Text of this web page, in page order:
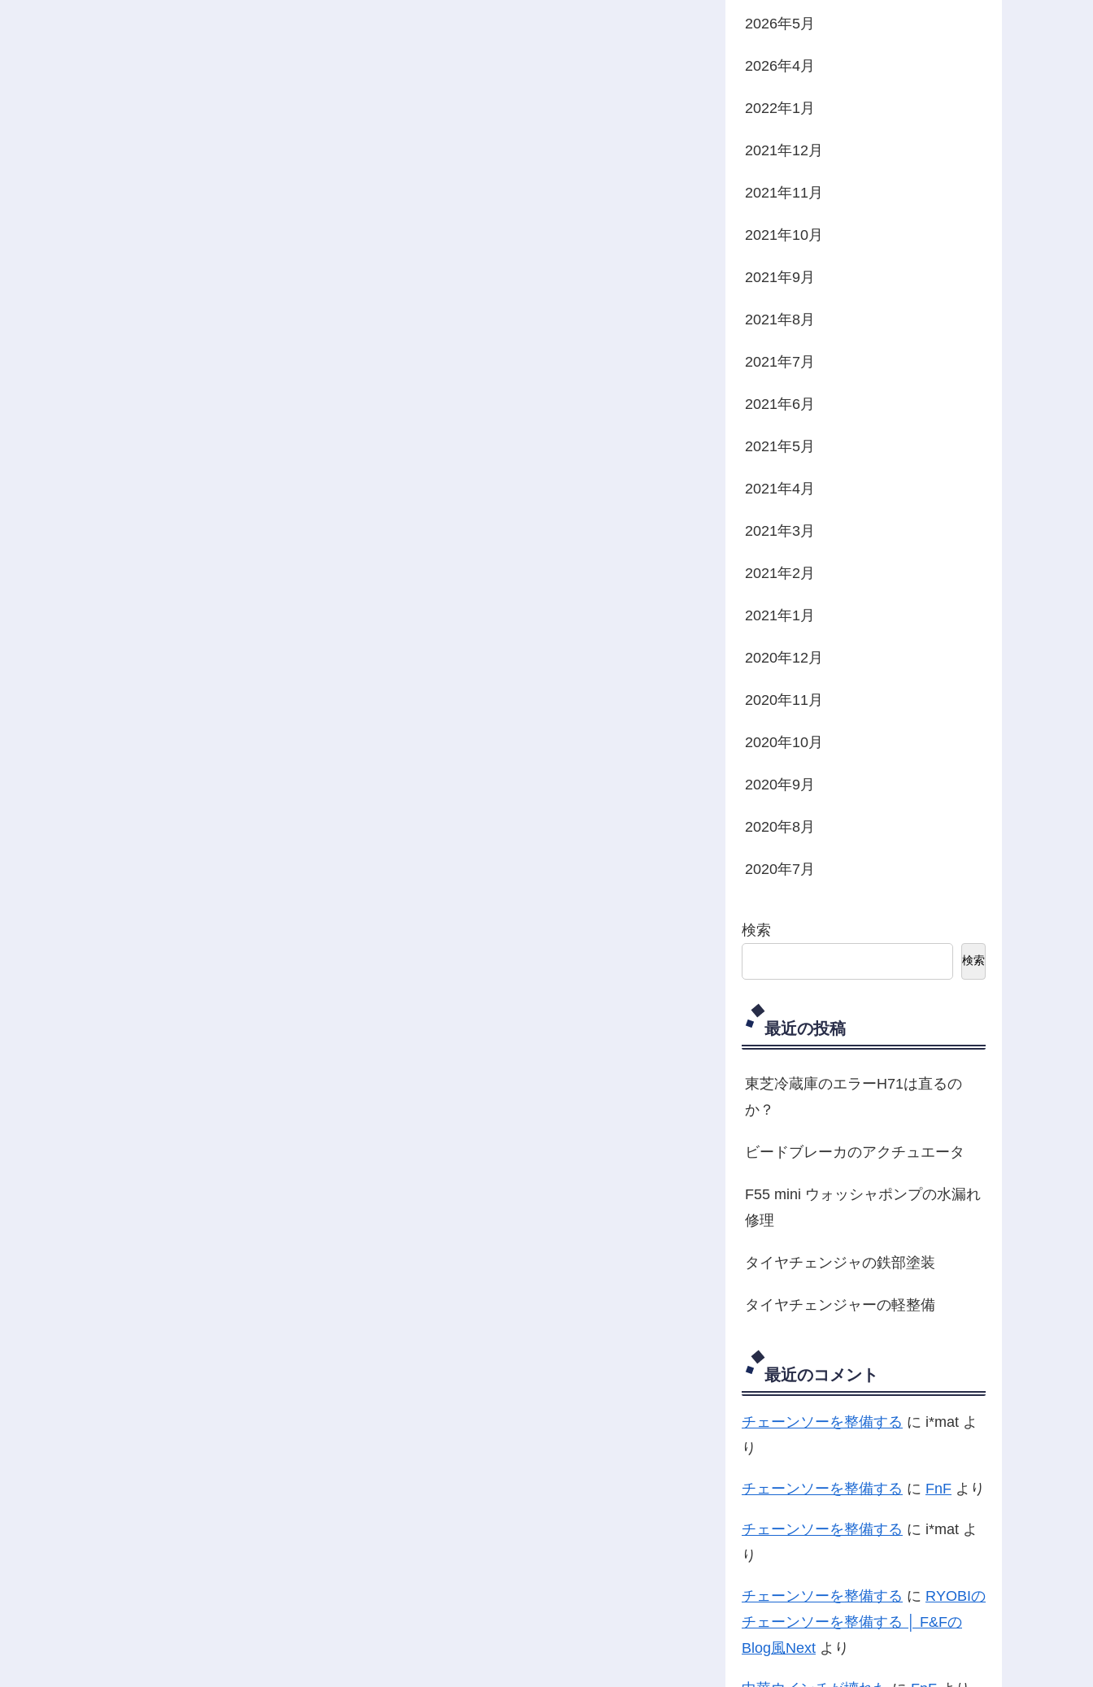
2026年5月
2026年4月
2022年1月
2021年12月
2021年11月
2021年10月
2021年9月
2021年8月
2021年7月
2021年6月
2021年5月
2021年4月
2021年3月
2021年2月
2021年1月
2020年12月
2020年11月
2020年10月
2020年9月
2020年8月
2020年7月
検索
検索
最近の投稿
東芝冷蔵庫のエラーH71は直るの
か？
ビードブレーカのアクチュエータ
F55 mini ウォッシャポンプの水漏れ
修理
タイヤチェンジャの鉄部塗装
タイヤチェンジャーの軽整備
最近のコメント
チェーンソーを整備する に i*mat よ
り
チェーンソーを整備する に FnF より
チェーンソーを整備する に i*mat よ
り
チェーンソーを整備する に RYOBIの
チェーンソーを整備する │ F&Fの
Blog風Next より